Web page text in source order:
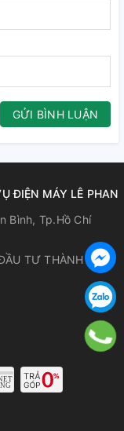
GỬI BÌNH LUẬN
ĐIỆN MÁY LÊ PHAN
Bình, Tp.Hồ Chí
TƯ THÀNH PHỐ